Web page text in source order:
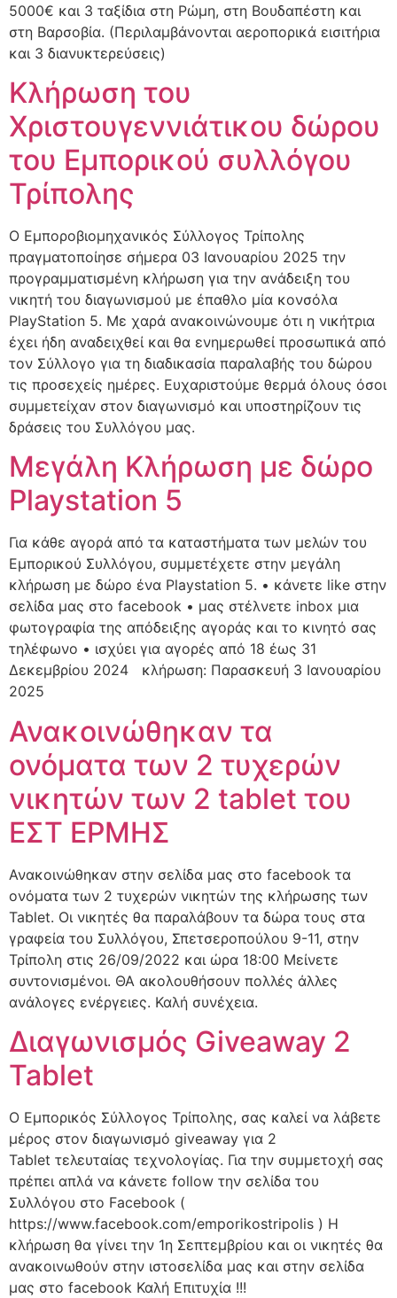
5000€ και 3 ταξίδια στη Ρώμη, στη Βουδαπέστη και
στη Βαρσοβία. (Περιλαμβάνονται αεροπορικά εισιτήρια
και 3 διανυκτερεύσεις)
Κλήρωση του
Χριστουγεννιάτικου δώρου
του Εμπορικού συλλόγου
Τρίπολης
Ο Εμποροβιομηχανικός Σύλλογος Τρίπολης
πραγματοποίησε σήμερα 03 Ιανουαρίου 2025 την
προγραμματισμένη κλήρωση για την ανάδειξη του
νικητή του διαγωνισμού με έπαθλο μία κονσόλα
PlayStation 5. Με χαρά ανακοινώνουμε ότι η νικήτρια
έχει ήδη αναδειχθεί και θα ενημερωθεί προσωπικά από
τον Σύλλογο για τη διαδικασία παραλαβής του δώρου
τις προσεχείς ημέρες. Ευχαριστούμε θερμά όλους όσοι
συμμετείχαν στον διαγωνισμό και υποστηρίζουν τις
δράσεις του Συλλόγου μας.
Μεγάλη Κλήρωση με δώρο
Playstation 5
Για κάθε αγορά από τα καταστήματα των μελών του
Εμπορικού Συλλόγου, συμμετέχετε στην μεγάλη
κλήρωση με δώρο ένα Playstation 5. • κάνετε like στην
σελίδα μας στο facebook • μας στέλνετε inbox μια
φωτογραφία της απόδειξης αγοράς και το κινητό σας
τηλέφωνο • ισχύει για αγορές από 18 έως 31
Δεκεμβρίου 2024 κλήρωση: Παρασκευή 3 Ιανουαρίου
2025
Ανακοινώθηκαν τα
ονόματα των 2 τυχερών
νικητών των 2 tablet του
ΕΣΤ ΕΡΜΗΣ
Ανακοινώθηκαν στην σελίδα μας στο facebook τα
ονόματα των 2 τυχερών νικητών της κλήρωσης των
Tablet. Οι νικητές θα παραλάβουν τα δώρα τους στα
γραφεία του Συλλόγου, Σπετσεροπούλου 9-11, στην
Τρίπολη στις 26/09/2022 και ώρα 18:00 Μείνετε
συντονισμένοι. ΘΑ ακολουθήσουν πολλές άλλες
ανάλογες ενέργειες. Καλή συνέχεια.
Διαγωνισμός Giveaway 2
Tablet
Ο Εμπορικός Σύλλογος Τρίπολης, σας καλεί να λάβετε
μέρος στον διαγωνισμό giveaway για 2
Tablet τελευταίας τεχνολογίας. Για την συμμετοχή σας
πρέπει απλά να κάνετε follow την σελίδα του
Συλλόγου στο Facebook (
https://www.facebook.com/emporikostripolis ) Η
κλήρωση θα γίνει την 1η Σεπτεμβρίου και οι νικητές θα
ανακοινωθούν στην ιστοσελίδα μας και στην σελίδα
μας στο facebook Καλή Επιτυχία !!!